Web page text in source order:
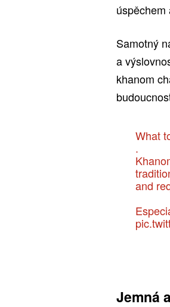
úspěchem
Samotný
a
khanom
What
.
and
Jemná